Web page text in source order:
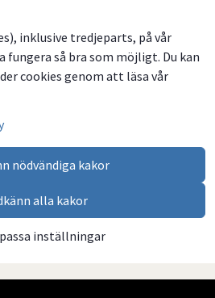
inklusive tredjeparts, på vår
så bra som möjligt. Du kan
cookies genom att läsa vår
nödvändiga kakor
alla kakor
inställningar